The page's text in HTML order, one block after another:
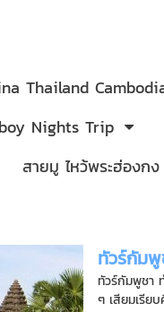
Thailand
Nights Trip
สายมู ไหว้พระฮ่องก
ทัวร์กัม
ทัวร์กัมพูชา
ๆ เสียมเรีย